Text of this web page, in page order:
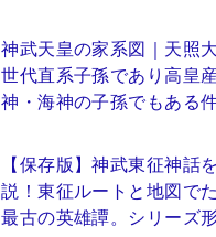
神武天皇の家系図｜天照
世代直系子孫であり高皇
神・海神の子孫でもある
【保存版】神武東征神話
説！東征ルートと地図で
最古の英雄譚。シリーズ